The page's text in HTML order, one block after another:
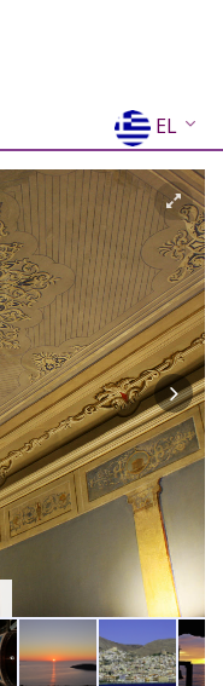
EL
EN
FR
DE
IT
ES
RU
CN